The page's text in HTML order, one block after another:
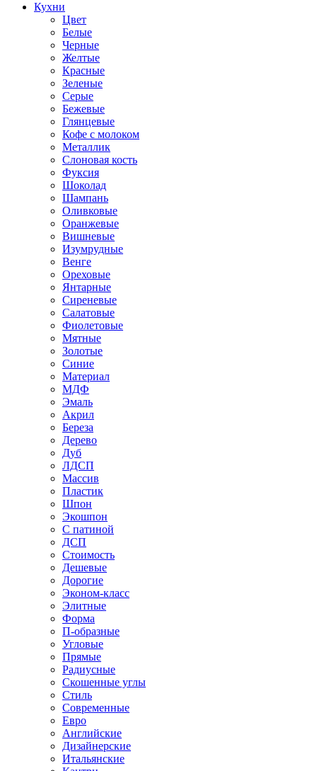
Кухни
Цвет
Белые
Черные
Желтые
Красные
Зеленые
Серые
Бежевые
Глянцевые
Кофе с молоком
Металлик
Слоновая кость
Фуксия
Шоколад
Шампань
Оливковые
Оранжевые
Вишневые
Изумрудные
Венге
Ореховые
Янтарные
Сиреневые
Салатовые
Фиолетовые
Мятные
Золотые
Синие
Материал
МДФ
Эмаль
Акрил
Береза
Дерево
Дуб
ЛДСП
Массив
Пластик
Шпон
Экошпон
С патиной
ДСП
Стоимость
Дешевые
Дорогие
Эконом-класс
Элитные
Форма
П-образные
Угловые
Прямые
Радиусные
Скошенные углы
Стиль
Современные
Евро
Английские
Дизайнерские
Итальянские